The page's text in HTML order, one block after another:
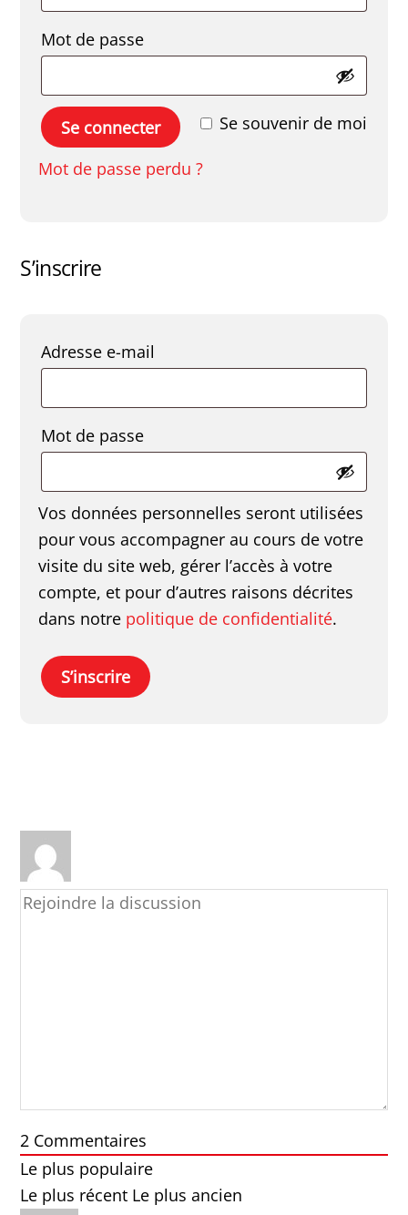
Mot de passe
Se souvenir de moi
Se connecter
Mot de passe perdu ?
S’inscrire
Adresse e-mail
Mot de passe
Vos données personnelles seront utilisées
pour vous accompagner au cours de votre
visite du site web, gérer l’accès à votre
compte, et pour d’autres raisons décrites
dans notre politique de confidentialité.
S’inscrire
2 Commentaires
Le plus populaire
Le plus récent Le plus ancien